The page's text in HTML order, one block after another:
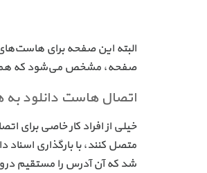
البته این صفحه برای
صفحه، مشخص می‌شود که همه
اتصال هاست دانلود
خیلی از افراد کار خاصی برای
شد که آن آدرس را مستقیم